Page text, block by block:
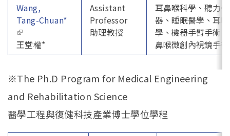
Wang,
Tang-Chuan*
(link is external)
王堂權*
Assistant
Professor
助理教授
耳鼻喉科學、聽力
器、睡眠醫學、耳
學、機器手臂手術
鼻喉微創內視鏡手
※The Ph.D Program for Medical Engineering
and Rehabilitation Science
醫學工程與復健科技產業博士學位學程